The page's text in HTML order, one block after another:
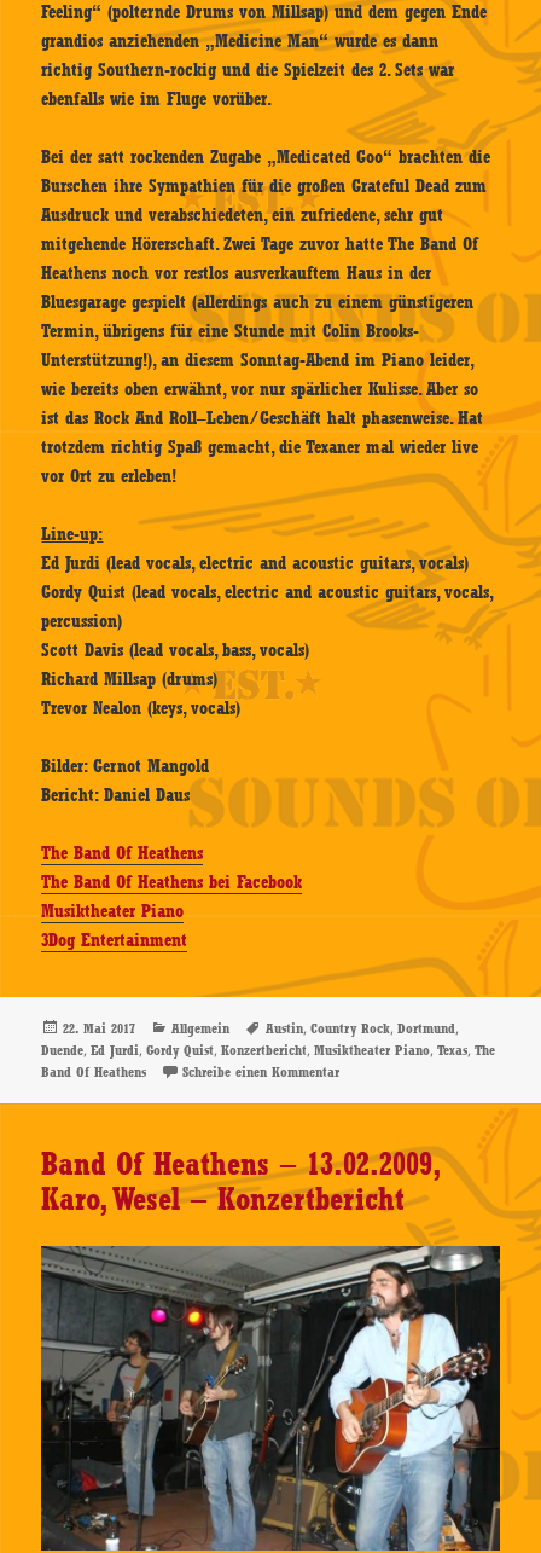
Feeling“ (polternde Drums von Millsap) und dem gegen Ende
grandios anziehenden „Medicine Man“ wurde es dann
richtig Southern-rockig und die Spielzeit des 2. Sets war
ebenfalls wie im Fluge vorüber.
Bei der satt rockenden Zugabe „Medicated Goo“ brachten die
Burschen ihre Sympathien für die großen Grateful Dead zum
Ausdruck und verabschiedeten, ein zufriedene, sehr gut
mitgehende Hörerschaft. Zwei Tage zuvor hatte The Band Of
Heathens noch vor restlos ausverkauftem Haus in der
Bluesgarage gespielt (allerdings auch zu einem günstigeren
Termin, übrigens für eine Stunde mit Colin Brooks-
Unterstützung!), an diesem Sonntag-Abend im Piano leider,
wie bereits oben erwähnt, vor nur spärlicher Kulisse. Aber so
ist das Rock And Roll–Leben/Geschäft halt phasenweise. Hat
trotzdem richtig Spaß gemacht, die Texaner mal wieder live
vor Ort zu erleben!
Line-up:
Ed Jurdi (lead vocals, electric and acoustic guitars, vocals)
Gordy Quist (lead vocals, electric and acoustic guitars, vocals,
percussion)
Scott Davis (lead vocals, bass, vocals)
Richard Millsap (drums)
Trevor Nealon (keys, vocals)
Bilder: Gernot Mangold
Bericht: Daniel Daus
The Band Of Heathens
The Band Of Heathens bei Facebook
Musiktheater Piano
3Dog Entertainment
Veröffentlicht
am
22. Mai 2017 Kategorien
Allgemein Schlagwörter
Austin,Country Rock,Dortmund,
Duende,Ed Jurdi,Gordy Quist,Konzertbericht,Musiktheater Piano,Texas,The
Band Of Heathens
Schreibe einen Kommentarzu The Band Of Heathens,
Band Of Heathens – 13.02.2009,
Karo, Wesel – Konzertbericht